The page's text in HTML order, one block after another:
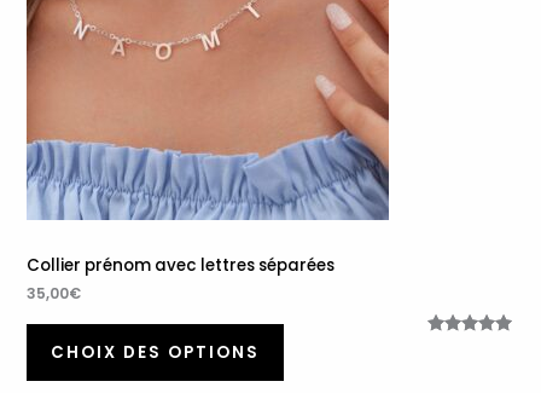
Collier prénom avec lettres séparées
35,00€
CHOIX DES OPTIONS